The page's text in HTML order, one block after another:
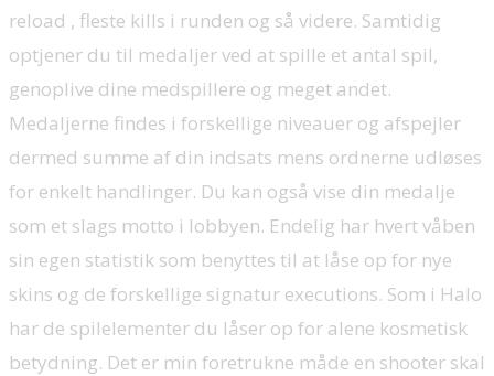
reload , fleste kills i runden og så videre. Samtidig
optjener du til medaljer ved at spille et antal spil,
genoplive dine medspillere og meget andet.
Medaljerne findes i forskellige niveauer og afspejler
dermed summe af din indsats mens ordnerne udløses
for enkelt handlinger. Du kan også vise din medalje
som et slags motto i lobbyen. Endelig har hvert våben
sin egen statistik som benyttes til at låse op for nye
skins og de forskellige signatur executions. Som i Halo
har de spilelementer du låser op for alene kosmetisk
betydning. Det er min foretrukne måde en shooter skal